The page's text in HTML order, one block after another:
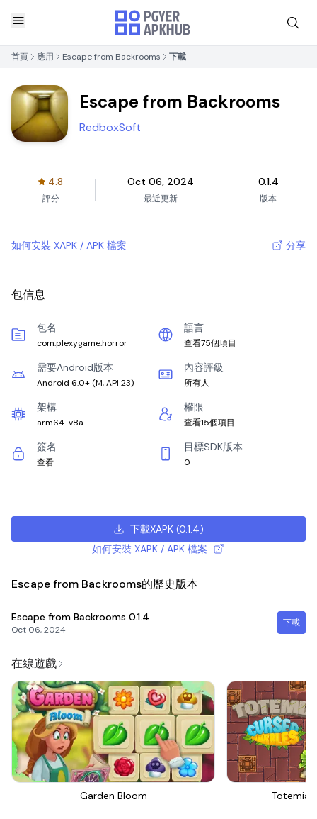
首頁 應用 Escape from Backrooms 下載
Escape from Backrooms
RedboxSoft
4.8
評分
Oct 06, 2024
最近更新
0.1.4
版本
如何安裝 XAPK / APK 檔案 分享
包信息
包名
com.plexygame.horror
語言
查看75個項目
需要Android版本
Android 6.0+ (M, API 23)
內容評級
所有人
架構
arm64-v8a
權限
查看15個項目
簽名
查看
目標SDK版本
0
下載XAPK(0.1.4)
如何安裝 XAPK / APK 檔案
Escape from Backrooms的歷史版本
Escape from Backrooms 0.1.4
Oct 06, 2024
下載
在線遊戲
Garden Bloom Totemia